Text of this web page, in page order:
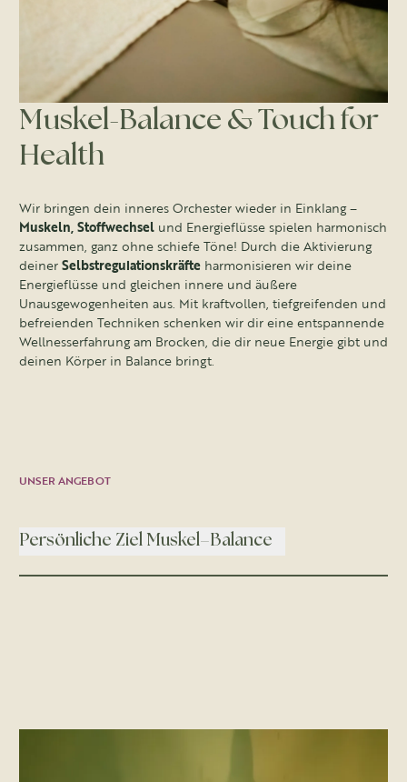
Muskel-Balance & Touch for
Health
Wir bringen dein inneres Orchester wieder in Einklang –
Muskeln, Stoffwechsel und Energieflüsse spielen harmonisch
zusammen, ganz ohne schiefe Töne! Durch die Aktivierung
deiner Selbstregulationskräfte harmonisieren wir deine
Energieflüsse und gleichen innere und äußere
Unausgewogenheiten aus. Mit kraftvollen, tiefgreifenden und
befreienden Techniken schenken wir dir eine entspannende
Wellnesserfahrung am Brocken, die dir neue Energie gibt und
deinen Körper in Balance bringt.
UNSER ANGEBOT
Persönliche Ziel Muskel–Balance